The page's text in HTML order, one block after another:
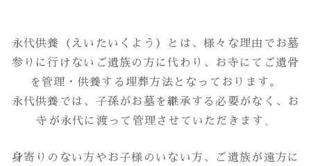
永代供養（えいたいくよう）とは、様々な理由でお墓
参りに行けないご遺族の方に代わり、お寺にてご遺骨
を管理・供養する埋葬方法となっております。
永代供養では、子孫がお墓を継承する必要がなく、お
寺が永代に渡って管理させていただきます 。
身寄りのない方やお子様のいない方、ご遺族が遠方に